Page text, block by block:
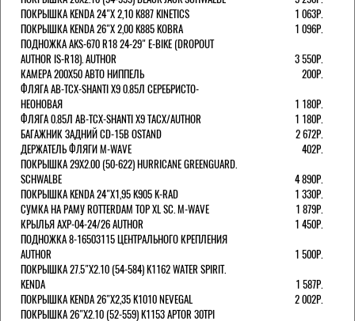
ПОКРЫШКА KENDA 24"Х 2,10 K887 KINETICS
1 063Р.
ПОКРЫШКА KENDA 26"Х 2,00 K885 KOBRA
1 096Р.
ПОДНОЖКА AKS-670 R18 24-29" E-BIKE (DROPOUT
AUTHOR IS-R18). AUTHOR
3 550Р.
КАМЕРА 200Х50 АВТО НИППЕЛЬ
200Р.
ФЛЯГА AB-TCX-SHANTI X9 0.85Л СЕРЕБРИСТО-
НЕОНОВАЯ
1 180Р.
ФЛЯГА 0.85Л AB-TCX-SHANTI X9 TACX/AUTHOR
1 180Р.
БАГАЖНИК ЗАДНИЙ CD-15B OSTAND
2 672Р.
ДЕРЖАТЕЛЬ ФЛЯГИ M-WAVE
402Р.
ПОКРЫШКА 29X2.00 (50-622) HURRICANE GREENGUARD.
SCHWALBE
4 890Р.
ПОКРЫШКА KENDA 24"Х1,95 K905 K-RAD
1 330Р.
СУМКА НА РАМУ ROTTERDAM TOP XL SC. M-WAVE
1 879Р.
КРЫЛЬЯ AXP-04-24/26 AUTHOR
1 450Р.
ПОДНОЖКА 8-16503115 ЦЕНТРАЛЬНОГО КРЕПЛЕНИЯ
AUTHOR
1 500Р.
ПОКРЫШКА 27.5"Х2.10 (54-584) K1162 WATER SPIRIT.
KENDA
1 587Р.
ПОКРЫШКА KENDA 26"Х2,35 K1010 NEVEGAL
2 002Р.
ПОКРЫШКА 26"Х2.10 (52-559) K1153 APTOR 30TPI